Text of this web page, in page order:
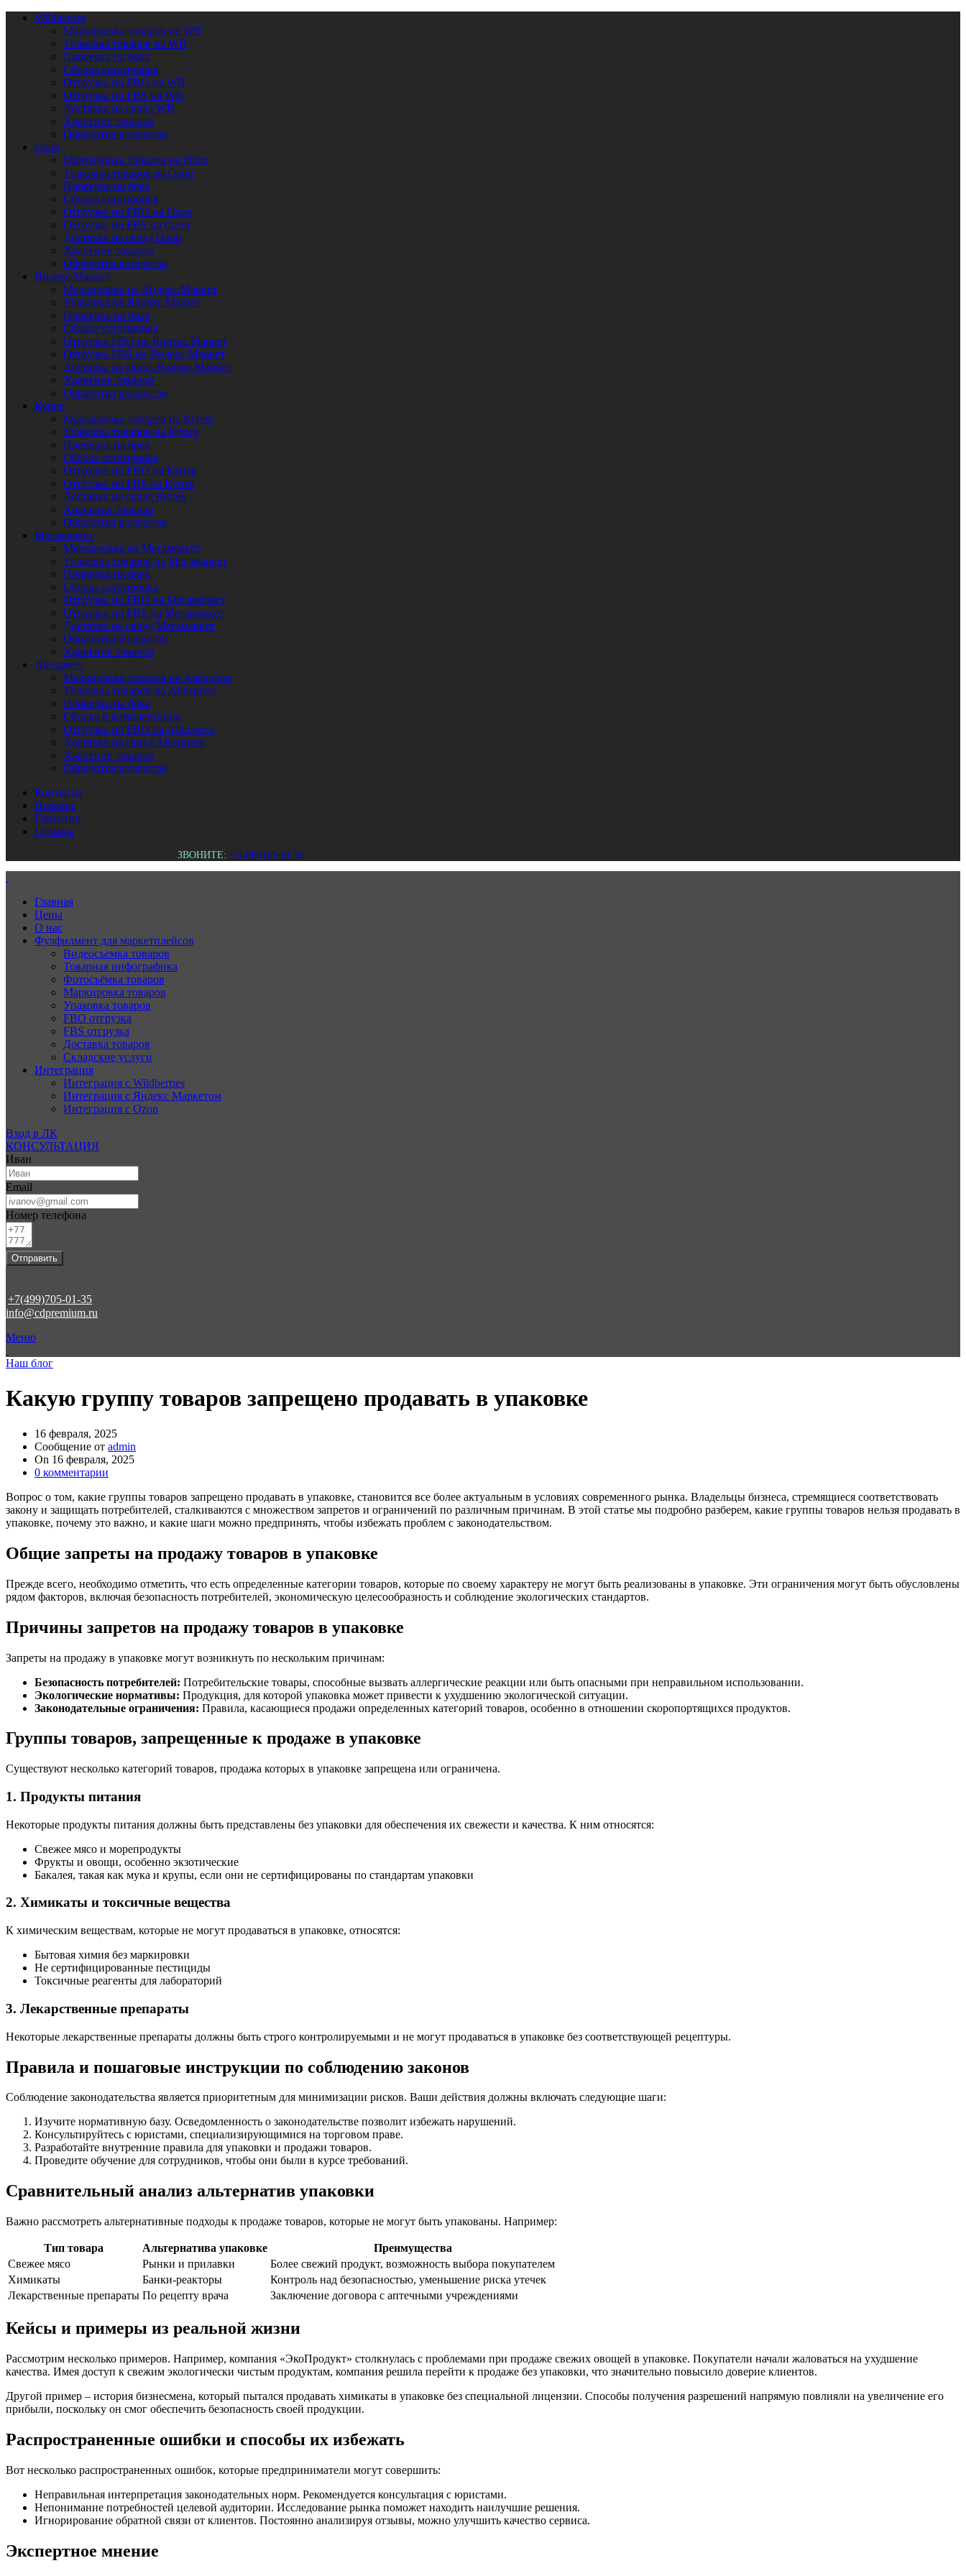
Wildberries
Маркировка товаров на WB
Упаковка товаров на WB
Проверка на брак
Сборка сортировка
Отгрузка по FBO на WB
Отгрузка по FBS на WB
Доставка на склад WB
Хранение товаров
Обработка возвратов
Ozon
Маркировка товаров на Ozon
Упаковка товаров на Ozon
Проверка на брак
Сборка сортировка
Отгрузка по FBO на Ozon
Отгрузка по FBS на Ozon
Доставка на склад Ozon
Хранение товаров
Обработка возвратов
Яндекс.Маркет
Маркировка на Яндекс.Маркет
Упаковка на Яндекс.Маркет
Проверка на брак
Сборка сортировка
Отгрузка FBO на Яндекс.Маркет
Отгрузка FBS на Яндекс.Маркет
Доставка на склад Яндекс.Маркет
Хранение товаров
Обработка возвратов
Купер
Маркировка товаров на Купер
Упаковка товаров на Купер
Проверка на брак
Сборка сортировка
Отгрузка по FBO на Купер
Отгрузка по FBS на Купер
Доставка на склад Купер
Хранение товаров
Обработка возвратов
Мегамаркет
Маркировка на Мегамаркет
Упаковка товаров на Мегамаркет
Проверка на брак
Сборка сортировка
Отгрузка по FBO на Мегамаркет
Отгрузка по FBS на Мегамаркет
Доставка на склад Мегамаркет
Обработка возвратов
Хранение товаров
Aliexpress
Маркировка товаров на Aliexpress
Упаковка товаров на Aliexpress
Проверка на брак
Сборка и комплектация
Отгрузка по FBO на Aliexpress
Доставка на склад Aliexpress
Хранение товаров
Обработка возвратов
Контакты
Помощь
Гарантии
Отзывы
ЗВОНИТЕ:+7(499)705-01-35
Главная
Цены
О нас
Фулфилмент для маркетплейсов
Видеосъемка товаров
Товарная инфографика
Фотосъёмка товаров
Маркировка товаров
Упаковка товаров
FBO отгрузка
FBS отгрузка
Доставка товаров
Складские услуги
Интеграция
Интеграция с Wildberries
Интеграция с Яндекс Маркетом
Интеграция с Ozon
Вход в ЛК
КОНСУЛЬТАЦИЯ
Иван
Email
Номер телефона
Отправить
+7(499)705-01-35
info@cdpremium.ru
Меню
Наш блог
Какую группу товаров запрещено продавать в упаковке
16 февраля, 2025
Сообщение от admin
On 16 февраля, 2025
0 комментарии
Вопрос о том, какие группы товаров запрещено продавать в упаковке, становится все более актуальным в условиях современного рынка. Владельцы бизнеса, стремящиеся соответствовать
закону и защищать потребителей, сталкиваются с множеством запретов и ограничений по различным причинам. В этой статье мы подробно разберем, какие группы товаров нельзя продавать в
упаковке, почему это важно, и какие шаги можно предпринять, чтобы избежать проблем с законодательством.
Общие запреты на продажу товаров в упаковке
Прежде всего, необходимо отметить, что есть определенные категории товаров, которые по своему характеру не могут быть реализованы в упаковке. Эти ограничения могут быть обусловлены
рядом факторов, включая безопасность потребителей, экономическую целесообразность и соблюдение экологических стандартов.
Причины запретов на продажу товаров в упаковке
Запреты на продажу в упаковке могут возникнуть по нескольким причинам:
Безопасность потребителей: Потребительские товары, способные вызвать аллергические реакции или быть опасными при неправильном использовании.
Экологические нормативы: Продукция, для которой упаковка может привести к ухудшению экологической ситуации.
Законодательные ограничения: Правила, касающиеся продажи определенных категорий товаров, особенно в отношении скоропортящихся продуктов.
Группы товаров, запрещенные к продаже в упаковке
Существуют несколько категорий товаров, продажа которых в упаковке запрещена или ограничена.
1. Продукты питания
Некоторые продукты питания должны быть представлены без упаковки для обеспечения их свежести и качества. К ним относятся:
Свежее мясо и морепродукты
Фрукты и овощи, особенно экзотические
Бакалея, такая как мука и крупы, если они не сертифицированы по стандартам упаковки
2. Химикаты и токсичные вещества
К химическим веществам, которые не могут продаваться в упаковке, относятся:
Бытовая химия без маркировки
Не сертифицированные пестициды
Токсичные реагенты для лабораторий
3. Лекарственные препараты
Некоторые лекарственные препараты должны быть строго контролируемыми и не могут продаваться в упаковке без соответствующей рецептуры.
Правила и пошаговые инструкции по соблюдению законов
Соблюдение законодательства является приоритетным для минимизации рисков. Ваши действия должны включать следующие шаги:
Изучите нормативную базу. Осведомленность о законодательстве позволит избежать нарушений.
Консультируйтесь с юристами, специализирующимися на торговом праве.
Разработайте внутренние правила для упаковки и продажи товаров.
Проведите обучение для сотрудников, чтобы они были в курсе требований.
Сравнительный анализ альтернатив упаковки
Важно рассмотреть альтернативные подходы к продаже товаров, которые не могут быть упакованы. Например:
Тип товара Альтернатива упаковке
Преимущества
Свежее мясо
Рынки и прилавки
Более свежий продукт, возможность выбора покупателем
Химикаты
Банки-реакторы
Контроль над безопасностью, уменьшение риска утечек
Лекарственные препараты По рецепту врача Заключение договора с аптечными учреждениями
Кейсы и примеры из реальной жизни
Рассмотрим несколько примеров. Например, компания «ЭкоПродукт» столкнулась с проблемами при продаже свежих овощей в упаковке. Покупатели начали жаловаться на ухудшение
качества. Имея доступ к свежим экологически чистым продуктам, компания решила перейти к продаже без упаковки, что значительно повысило доверие клиентов.
Другой пример – история бизнесмена, который пытался продавать химикаты в упаковке без специальной лицензии. Способы получения разрешений напрямую повлияли на увеличение его
прибыли, поскольку он смог обеспечить безопасность своей продукции.
Распространенные ошибки и способы их избежать
Вот несколько распространенных ошибок, которые предприниматели могут совершить:
Неправильная интерпретация законодательных норм. Рекомендуется консультация с юристами.
Непонимание потребностей целевой аудитории. Исследование рынка поможет находить наилучшие решения.
Игнорирование обратной связи от клиентов. Постоянно анализируя отзывы, можно улучшить качество сервиса.
Экспертное мнение